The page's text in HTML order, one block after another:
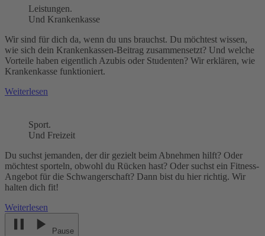
Leistungen.
Und Krankenkasse
Wir sind für dich da, wenn du uns brauchst. Du möchtest wissen,
wie sich dein Krankenkassen-Beitrag zusammensetzt? Und welche
Vorteile haben eigentlich Azubis oder Studenten? Wir erklären, wie
Krankenkasse funktioniert.
Weiterlesen
Sport.
Und Freizeit
Du suchst jemanden, der dir gezielt beim Abnehmen hilft? Oder
möchtest sporteln, obwohl du Rücken hast? Oder suchst ein Fitness-
Angebot für die Schwangerschaft? Dann bist du hier richtig. Wir
halten dich fit!
Weiterlesen
Pause